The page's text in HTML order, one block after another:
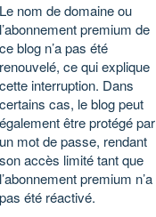
Le nom de domaine ou
l’abonnement premium de
ce blog n’a pas été
renouvelé, ce qui explique
cette interruption. Dans
certains cas, le blog peut
également être protégé par
un mot de passe, rendant
son accès limité tant que
l’abonnement premium n’a
pas été réactivé.